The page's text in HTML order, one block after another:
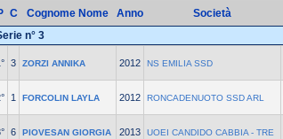
C Cognome Nome Anno Società
n° 3
3 ZORZI ANNIKA 2012 NS EMILIA SSD
1 FORCOLIN LAYLA 2012 RONCADENUOTO SSD ARL
6 PIOVESAN GIORGIA 2013 UOEI CANDIDO CABBIA - TRE